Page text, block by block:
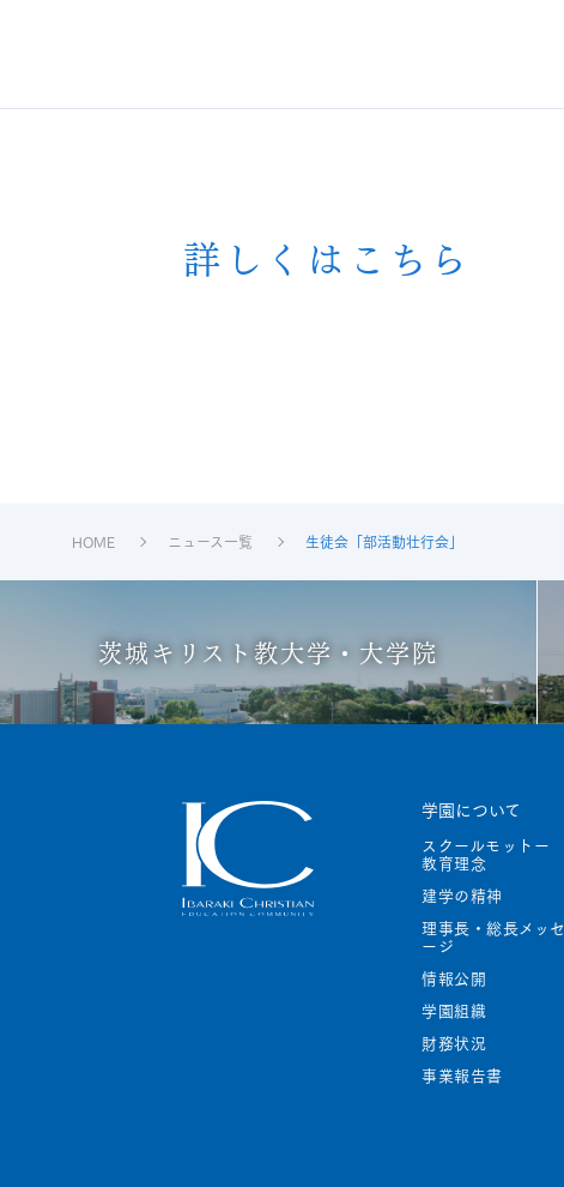
詳しくはこちら
HOME ニュース一覧 生徒会「部活動壮行会」
茨城キリスト教大学・大学院
学園について
スクールモットー
教育理念
建学の精神
理事長・総長メッセ
ージ
情報公開
学園組織
財務状況
事業報告書